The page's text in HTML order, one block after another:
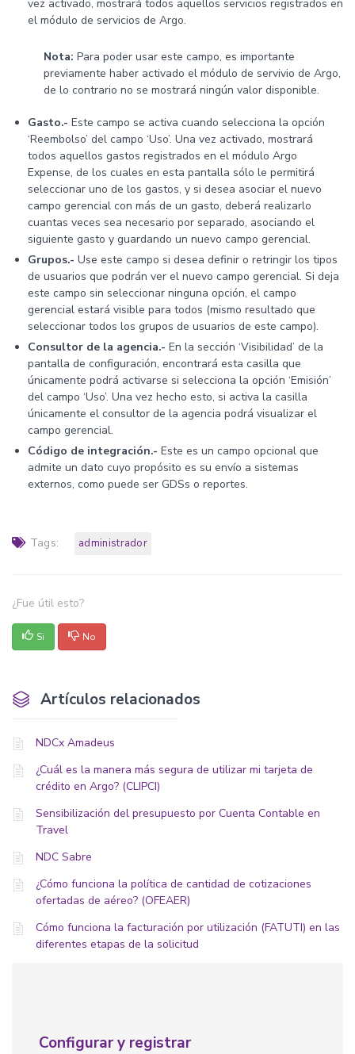
vez activado, mostrará todos aquellos servicios registrados en
el módulo de servicios de Argo.
Nota: Para poder usar este campo, es importante
previamente haber activado el módulo de servivio de Argo,
de lo contrario no se mostrará ningún valor disponible.
Gasto.- Este campo se activa cuando selecciona la opción
‘Reembolso’ del campo ‘Uso’. Una vez activado, mostrará
todos aquellos gastos registrados en el módulo Argo
Expense, de los cuales en esta pantalla sólo le permitirá
seleccionar uno de los gastos, y si desea asociar el nuevo
campo gerencial con más de un gasto, deberá realizarlo
cuantas veces sea necesario por separado, asociando el
siguiente gasto y guardando un nuevo campo gerencial.
Grupos.- Use este campo si desea definir o retringir los tipos
de usuarios que podrán ver el nuevo campo gerencial. Si deja
este campo sin seleccionar ninguna opción, el campo
gerencial estará visible para todos (mismo resultado que
seleccionar todos los grupos de usuarios de este campo).
Consultor de la agencia.- En la sección ‘Visibilidad’ de la
pantalla de configuración, encontrará esta casilla que
únicamente podrá activarse si selecciona la opción ‘Emisión’
del campo ‘Uso’. Una vez hecho esto, si activa la casilla
únicamente el consultor de la agencia podrá visualizar el
campo gerencial.
Código de integración.- Este es un campo opcional que
admite un dato cuyo propósito es su envío a sistemas
externos, como puede ser GDSs o reportes.
Tags: administrador
¿Fue útil esto?
Si No
Artículos relacionados
NDCx Amadeus
¿Cuál es la manera más segura de utilizar mi tarjeta de
crédito en Argo? (CLIPCI)
Sensibilización del presupuesto por Cuenta Contable en
Travel
NDC Sabre
¿Cómo funciona la política de cantidad de cotizaciones
ofertadas de aéreo? (OFEAER)
Cómo funciona la facturación por utilización (FATUTI) en las
diferentes etapas de la solicitud
Configurar y registrar